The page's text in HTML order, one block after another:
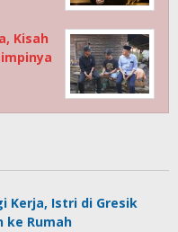
Kisah
Kerja, Istri di Gresik
ke Rumah